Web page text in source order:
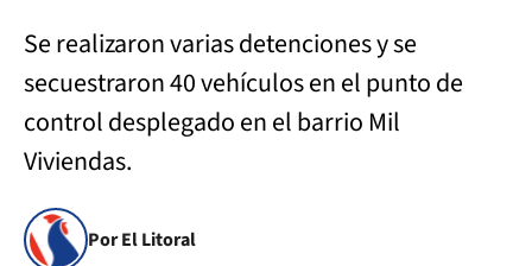
Se realizaron varias detenciones y se
secuestraron 40 vehículos en el punto de
control desplegado en el barrio Mil
Viviendas.
Por El Litoral